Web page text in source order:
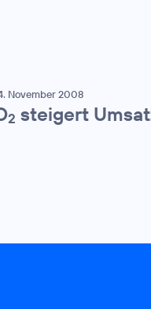
November 2008
2 steigert